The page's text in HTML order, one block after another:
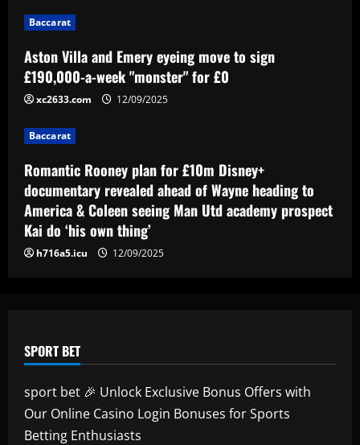
12/09/2025
Baccarat
Eye-watering details of Lamine Yamal's
blockbuster new Barcelona contract
revealed as teenager is propelled into
Baccarat
Aston Villa and Emery eyeing move to sign
£190,000-a-week "monster" for £0
xc2633.com 12/09/2025
Baccarat
Romantic Rooney plan for £10m Disney+
documentary revealed ahead of Wayne heading to
America & Coleen seeing Man Utd academy prospect
Kai do ‘his own thing’
h716a5.icu 12/09/2025
SPORT BET
sport bet 🎉 Unlock Exclusive Bonus Offers with
Our Online Casino Login Bonuses for Sports
Betting Enthusiasts